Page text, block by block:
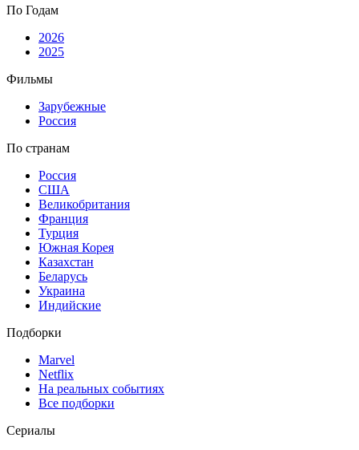
По Годам
2026
2025
Фильмы
Зарубежные
Россия
По странам
Россия
США
Великобритания
Франция
Турция
Южная Корея
Казахстан
Беларусь
Украина
Индийские
Подборки
Marvel
Netflix
На реальных событиях
Все подборки
Сериалы